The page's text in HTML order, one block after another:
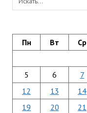
Пн Вт Ср
5
6 7
12
13 14
19
20 21